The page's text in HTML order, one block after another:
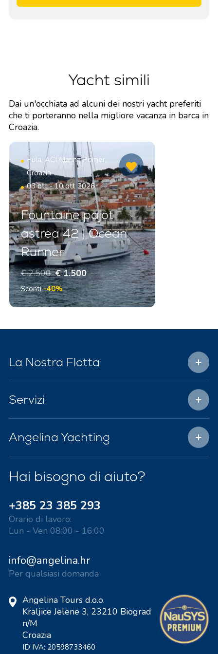
Yacht simili
Dai un'occhiata ad alcuni dei nostri yacht preferiti
che ti porteranno nella migliore vacanza in barca in
Croazia.
Pula, ACI Marina Pomer,
Croazia
03 ott - 10 ott 2026
Fountaine pajot
astrea 42 | Ocean
Runner
€ 2.500 € 1.500
Sconti-40%
La Nostra Flotta
Servizi
Angelina Yachting
Hai bisogno di aiuto?
+385 23 385 293
Orario di lavoro:
Lun - Ven 08:00 - 16:00
info@angelina.hr
Per qualsiasi domanda
Angelina Tours d.o.o.
Kraljice Jelene 3, 23210 Biograd
n/M
Croazia
ID IVA: 20598733460